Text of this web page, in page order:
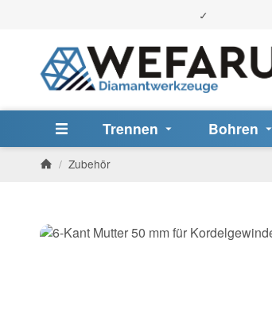
Trennen Bohren
/ Zubehör